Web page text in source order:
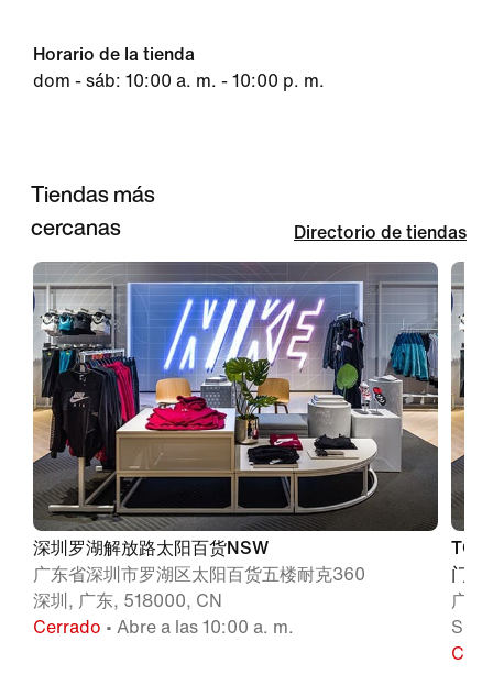
Horario de la tienda
dom - sáb: 10:00 a. m. - 10:00 p. m.
Tiendas más
cercanas
Directorio de tiendas
深圳罗湖解放路太阳百货NSW
广东省深圳市罗湖区太阳百货五楼耐克360
深圳, 广东, 518000, CN
Cerrado • Abre a las 10:00 a. m.
门中
广东